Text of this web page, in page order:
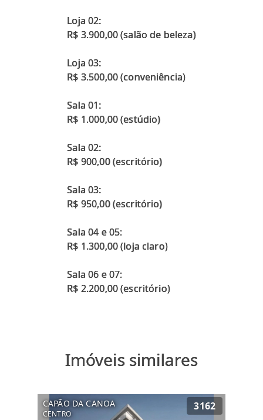
Loja 02:
R$ 3.900,00 (salão de beleza)
Loja 03:
R$ 3.500,00 (conveniência)
Sala 01:
R$ 1.000,00 (estúdio)
Sala 02:
R$ 900,00 (escritório)
Sala 03:
R$ 950,00 (escritório)
Sala 04 e 05:
R$ 1.300,00 (loja claro)
Sala 06 e 07:
R$ 2.200,00 (escritório)
Imóveis similares
CAPÃO DA CANOA
CENTRO
3162